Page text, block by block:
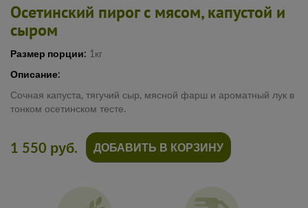
Осетинский пирог с мясом, капустой и
сыром
Размер порции: 1кг
Описание:
Сочная капуста, тягучий сыр, мясной фарш и ароматный лук в
тонком осетинском тесте.
1 550 руб. ДОБАВИТЬ В КОРЗИНУ